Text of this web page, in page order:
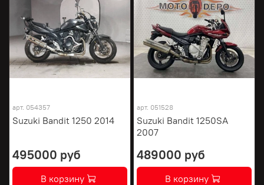
арт. 054357
Suzuki Bandit 1250 2014
495000 руб
В корзину
арт. 051528
Suzuki Bandit 1250SA
2007
489000 руб
В корзину